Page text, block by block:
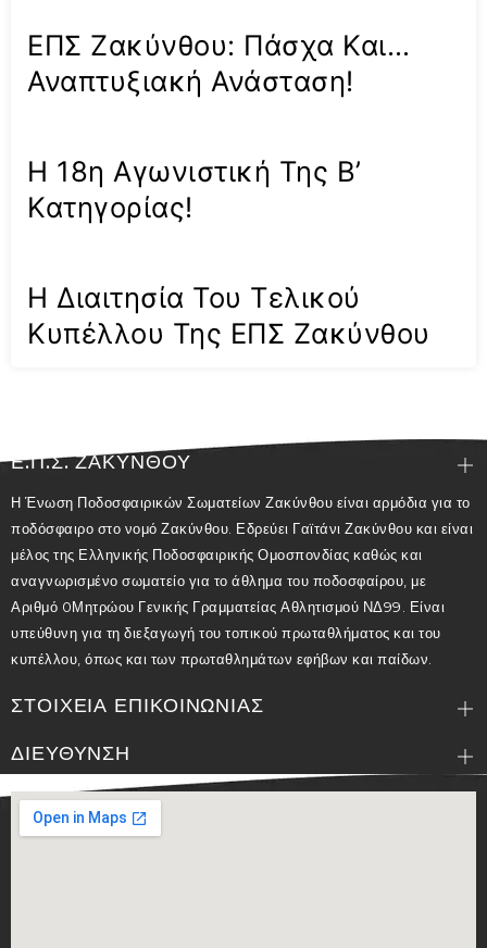
ΕΠΣ Ζακύνθου: Πάσχα Και…
Αναπτυξιακή Ανάσταση!
Η 18η Αγωνιστική Της Β’
Κατηγορίας!
Η Διαιτησία Του Τελικού
Κυπέλλου Της ΕΠΣ Ζακύνθου
Ε.Π.Σ. ΖΑΚΥΝΘΟΥ
Η Ένωση Ποδοσφαιρικών Σωματείων Ζακύνθου είναι αρμόδια για το
ποδόσφαιρο στο νομό Ζακύνθου. Εδρεύει Γαϊτάνι Ζακύνθου και είναι
μέλος της Ελληνικής Ποδοσφαιρικής Ομοσπονδίας καθώς και
αναγνωρισμένο σωματείο για το άθλημα του ποδοσφαίρου, με
Αριθμό 0Μητρώου Γενικής Γραμματείας Αθλητισμού ΝΔ99. Είναι
υπεύθυνη για τη διεξαγωγή του τοπικού πρωταθλήματος και του
κυπέλλου, όπως και των πρωταθλημάτων εφήβων και παίδων.
ΣΤΟΙΧΕΙΑ ΕΠΙΚΟΙΝΩΝΙΑΣ
ΔΙΕΥΘΥΝΣΗ